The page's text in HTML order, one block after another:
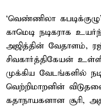
‘வெண்ணிலா
காமெடி நடிகராக
அஜித்தின் வேதாளம்,
சிவகார்த்திகேயன்
முக்கிய வேடங்களில்
வெற்றிமாறனின்
கதாநாயகனான சூரி,